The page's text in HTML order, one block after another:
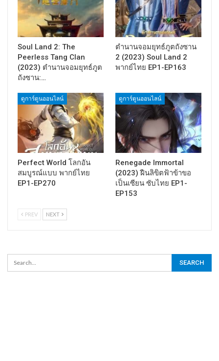
Soul Land 2: The
Peerless Tang Clan
(2023) ตำนานจอมยุทธ์ภูต
ถังซาน:…
ตำนานจอมยุทธ์ภูตถังซาน
2 (2023) Soul Land 2
พากย์ไทย EP1-EP163
ดูการ์ตูนออนไลน์
Perfect World โลกอัน
สมบูรณ์แบบ พากย์ไทย
EP1-EP270
ดูการ์ตูนออนไลน์
Renegade Immortal
(2023) ฝืนลิขิตฟ้าข้าขอ
เป็นเซียน ซับไทย EP1-
EP153
PREV NEXT